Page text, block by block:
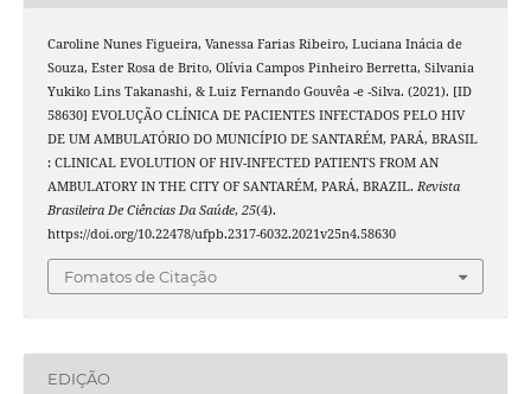
Caroline Nunes Figueira, Vanessa Farias Ribeiro, Luciana Inácia de
Souza, Ester Rosa de Brito, Olívia Campos Pinheiro Berretta, Silvania
Yukiko Lins Takanashi, & Luiz Fernando Gouvêa -e -Silva. (2021). [ID
58630] EVOLUÇÃO CLÍNICA DE PACIENTES INFECTADOS PELO HIV
DE UM AMBULATÓRIO DO MUNICÍPIO DE SANTARÉM, PARÁ, BRASIL
: CLINICAL EVOLUTION OF HIV-INFECTED PATIENTS FROM AN
AMBULATORY IN THE CITY OF SANTARÉM, PARÁ, BRAZIL. Revista
Brasileira De Ciências Da Saúde, 25(4).
https://doi.org/10.22478/ufpb.2317-6032.2021v25n4.58630
Fomatos de Citação
EDIÇÃO